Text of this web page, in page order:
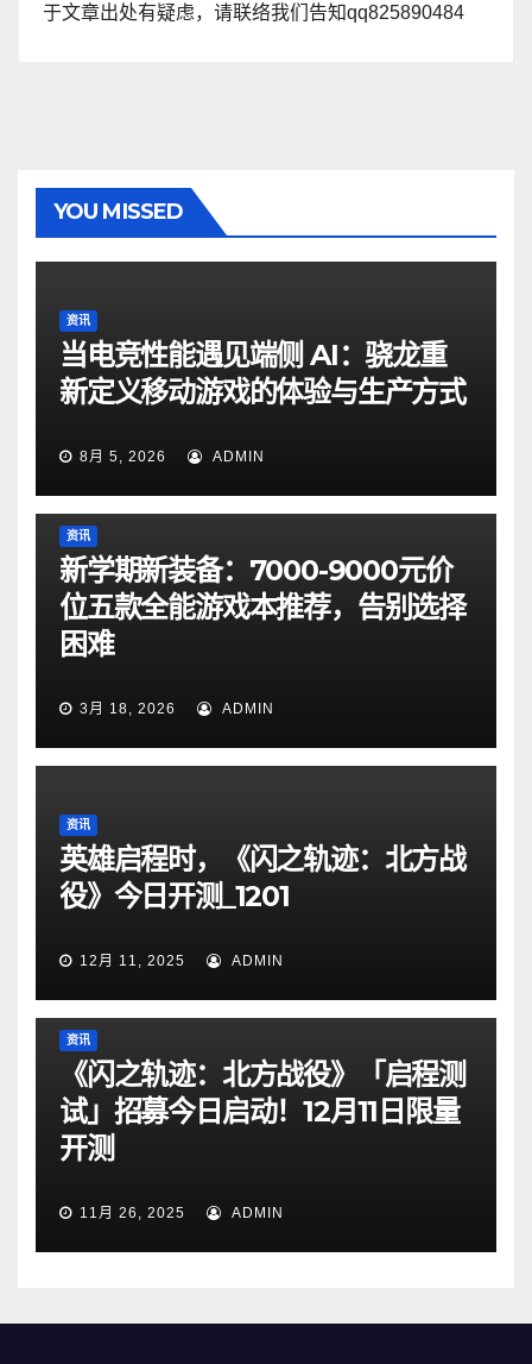
于文章出处有疑虑，请联络我们告知qq825890484
YOU MISSED
资讯
当电竞性能遇见端侧 AI：骁龙重
新定义移动游戏的体验与生产方式
8月 5, 2026 ADMIN
资讯
新学期新装备：7000-9000元价
位五款全能游戏本推荐，告别选择
困难
3月 18, 2026 ADMIN
资讯
英雄启程时，《闪之轨迹：北方战
役》今日开测_1201
12月 11, 2025 ADMIN
资讯
《闪之轨迹：北方战役》「启程测
试」招募今日启动！12月11日限量
开测
11月 26, 2025 ADMIN